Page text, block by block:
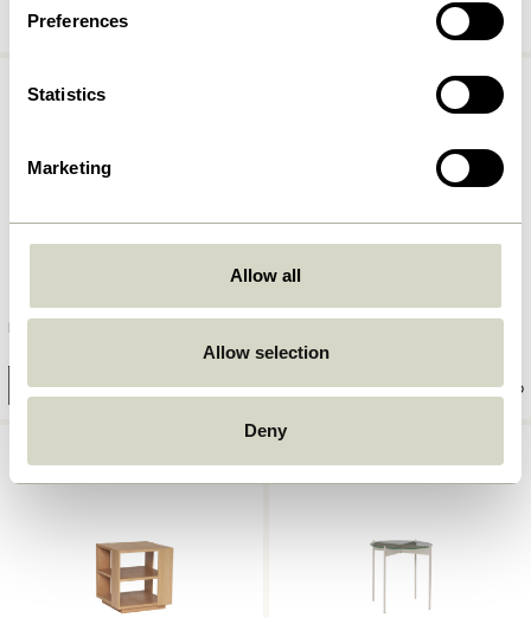
Preferences
Statistics
Marketing
Allow all
Allow selection
Deny
Acheter maintenant
Raw Table d Noir/Naturel
Ajouter au panier
1.849,00
Ajouter au panier